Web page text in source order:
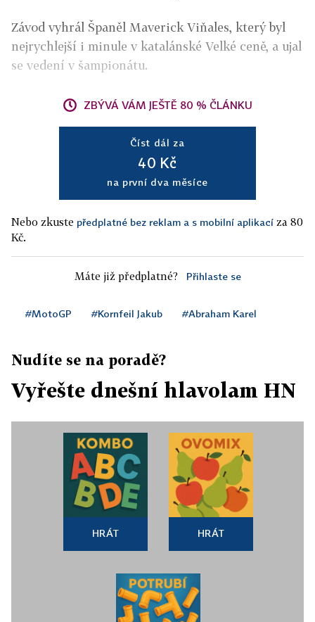
Závod vyhrál Španěl Maverick Viňales, který byl
nejrychlejší i minule v katalánské Velké ceně, a ujal
se vedení v šampionátu.
ZBÝVÁ VÁM JEŠTĚ 80 % ČLÁNKU
Číst dál za
40 Kč
na první dva měsíce
Nebo zkuste předplatné bez reklam a s mobilní aplikací za 80
Kč.
Máte již předplatné? Přihlaste se
#MotoGP #Kornfeil Jakub #Abraham Karel
Nudíte se na poradě?
Vyřešte dnešní hlavolam HN
HRÁT HRÁT